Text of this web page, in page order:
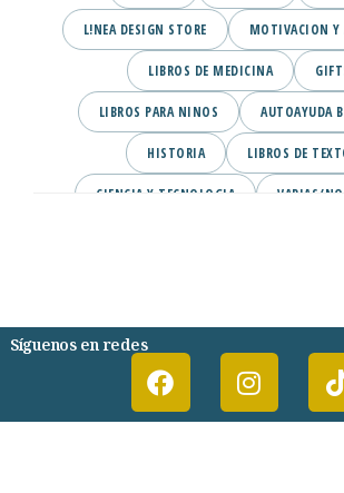
L!NEA DESIGN STORE MOTIVACION Y
LIBROS DE MEDICINA
LIBROS PARA NINOS AUTOAYUDA
HISTORIA LIBROS DE
CIENCIA Y TECNOLOGIA VARIAS/
Síguenos en redes